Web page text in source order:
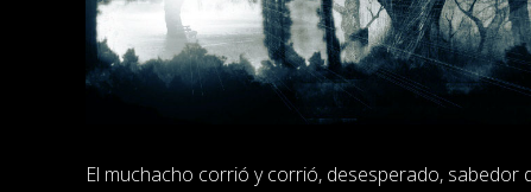
El muchacho corrió y corrió, desesperado, sabedor